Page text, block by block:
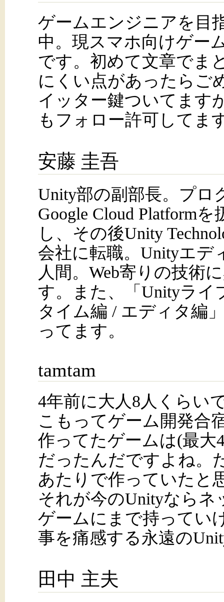
ゲームエンジニアを目
中。現スマホ向けゲー
です。初めて文章でま
にくい点があったらご
イッター鍵ついてます
もフォロー許可してま
安藤 圭吾
Unity部の副部長。プロ
Google Cloud Platform
し、その後Unity
会社に転職。Unityエデ
人間。Web寄りの技術
す。また、「Unityライ
タイム編 / エディタ編
ってます。
tamtam
4年前に大人8人くらい
こもってゲーム開発合
作ってたゲームは(最大
だったんだですよね。
あたりで作っていたと
それが今のUnityならネ
ゲームにまで持ってい
事を痛感する永遠の
田中 主夫